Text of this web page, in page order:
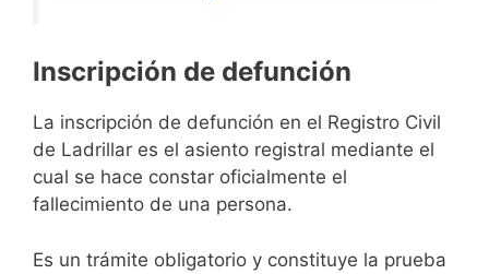
Inscripción de defunción
La inscripción de defunción en el Registro Civil
de Ladrillar es el asiento registral mediante el
cual se hace constar oficialmente el
fallecimiento de una persona.
Es un trámite obligatorio y constituye la prueba